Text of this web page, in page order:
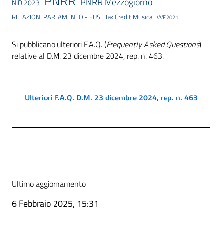
NID 2023
RELAZIONI PARLAMENTO - FUS Tax Credit Musica VVF 2021
Si pubblicano ulteriori F.A.Q. (Frequently Asked Questions)
relative al D.M. 23 dicembre 2024, rep. n. 463.
Ulteriori F.A.Q. D.M. 23 dicembre 2024, rep. n. 463
Ultimo aggiornamento
6 Febbraio 2025, 15:31